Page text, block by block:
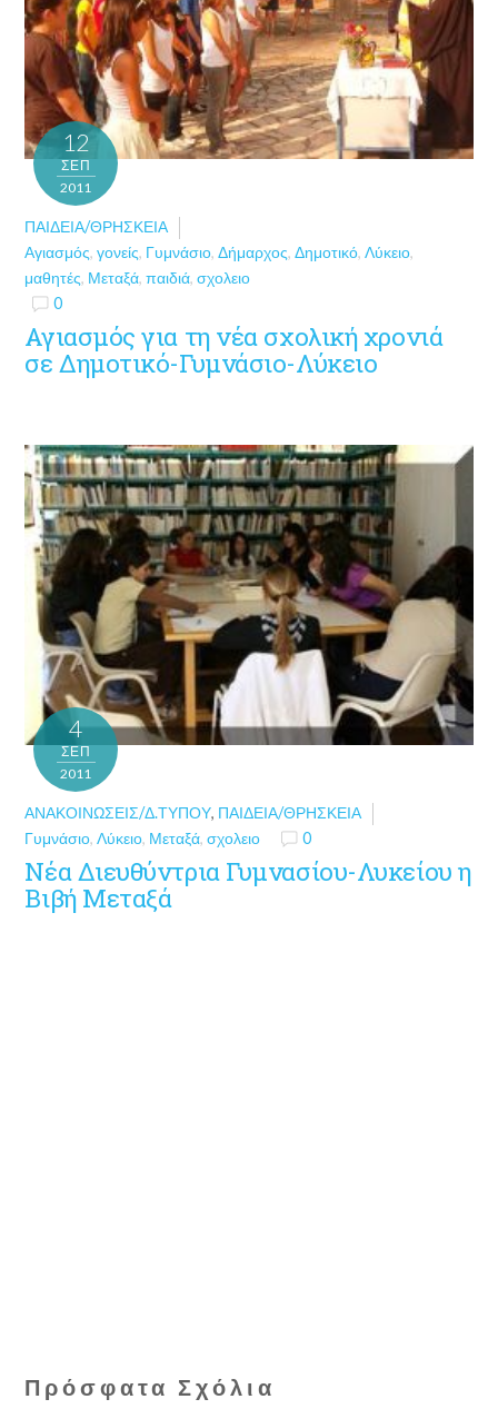
12
ΣΕΠ
2011
ΠΑΙΔΕΊΑ/ΘΡΗΣΚΕΊΑ
Αγιασμός,γονείς, Γυμνάσιο,Δήμαρχος,Δημοτικό,Λύκειο,
μαθητές, Μεταξά,παιδιά,σχολειο
0
Αγιασμός για τη νέα σχολική χρονιά
σε Δημοτικό-Γυμνάσιο-Λύκειο
4
ΣΕΠ
2011
ΑΝΑΚΟΙΝΏΣΕΙΣ/Δ.ΤΎΠΟΥ, ΠΑΙΔΕΊΑ/ΘΡΗΣΚΕΊΑ
Γυμνάσιο,Λύκειο, Μεταξά,σχολειο 0
Νέα Διευθύντρια Γυμνασίου-Λυκείου η
Βιβή Μεταξά
Πρόσφατα Σχόλια